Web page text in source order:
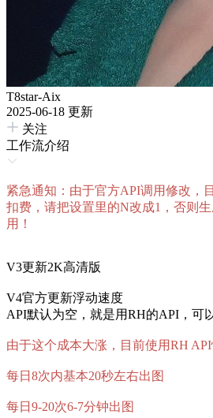
T8star-Aix
2025-06-18 更新
关注
工作流介绍
紧急通知：由于官方API调用修改，
扣费，请把设置里的N改成1，否则
用！
V3更新2K高清版
V4官方更新浮动速度
API默认为空，就是用RH的API，可
由于这个成本大涨，目前使用RH
每日8次内基本20秒左右出图
每日9-20次6-7分钟出图